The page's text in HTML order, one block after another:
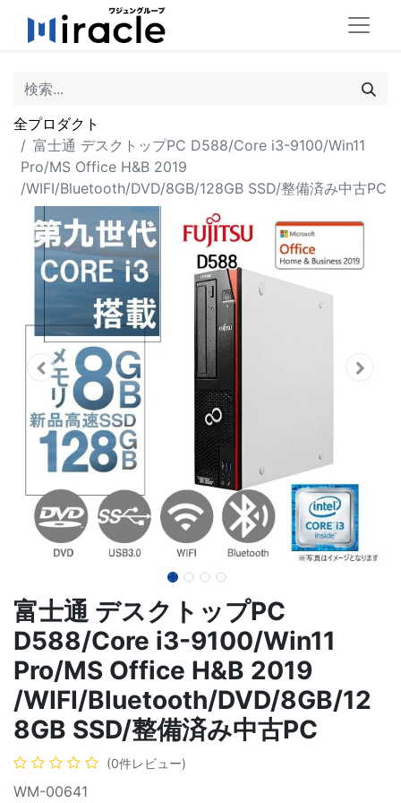
全プロダクト
富士通 デスクトップPC D588/Core i3-9100/Win11
Pro/MS Office H&B 2019
/WIFI/Bluetooth/DVD/8GB/128GB SSD/整備済み中古PC
富士通 デスクトップPC
D588/Core i3-9100/Win11
Pro/MS Office H&B 2019
/WIFI/Bluetooth/DVD/8GB/12
8GB SSD/整備済み中古PC
(0件レビュー)
WM-00641